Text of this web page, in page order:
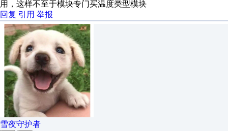
用，这样不至于模块专门买温度类型模块
回复 引用 举报
雪夜守护者